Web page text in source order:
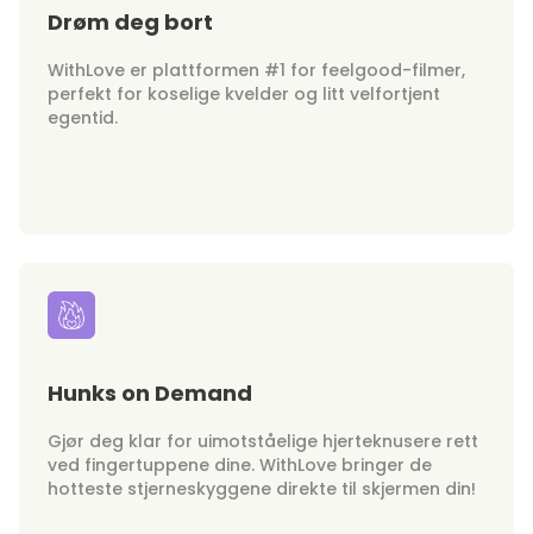
Drøm deg bort
WithLove er plattformen #1 for feelgood-filmer,
perfekt for koselige kvelder og litt velfortjent
egentid.
Hunks on Demand
Gjør deg klar for uimotståelige hjerteknusere rett
ved fingertuppene dine. WithLove bringer de
hotteste stjerneskyggene direkte til skjermen din!